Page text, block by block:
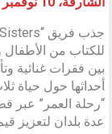
للكتاب من
بين فقرات غنائية
أحداثها حول حياة
“رحلة العمر” عبر
عدة بلدان لتعزيز